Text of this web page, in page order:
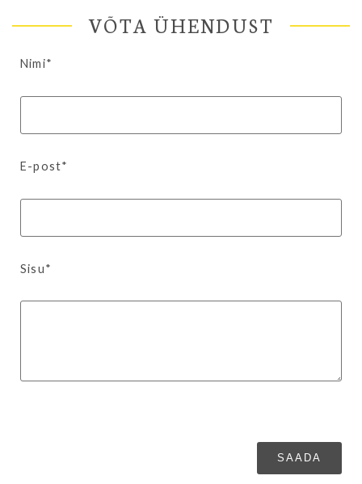
VÕTA ÜHENDUST
Nimi*
E-post*
Sisu*